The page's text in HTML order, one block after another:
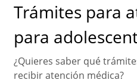
Trámites para
para
¿Quieres saber qué
recibir atención médica?